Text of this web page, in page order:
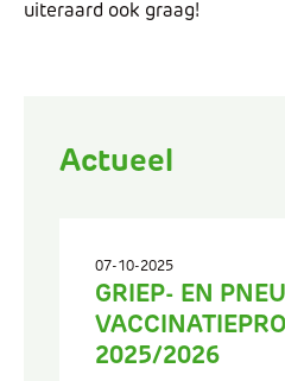
uiteraard ook graag!
Actueel
07-10-2025
GRIEP- EN
2025/2026